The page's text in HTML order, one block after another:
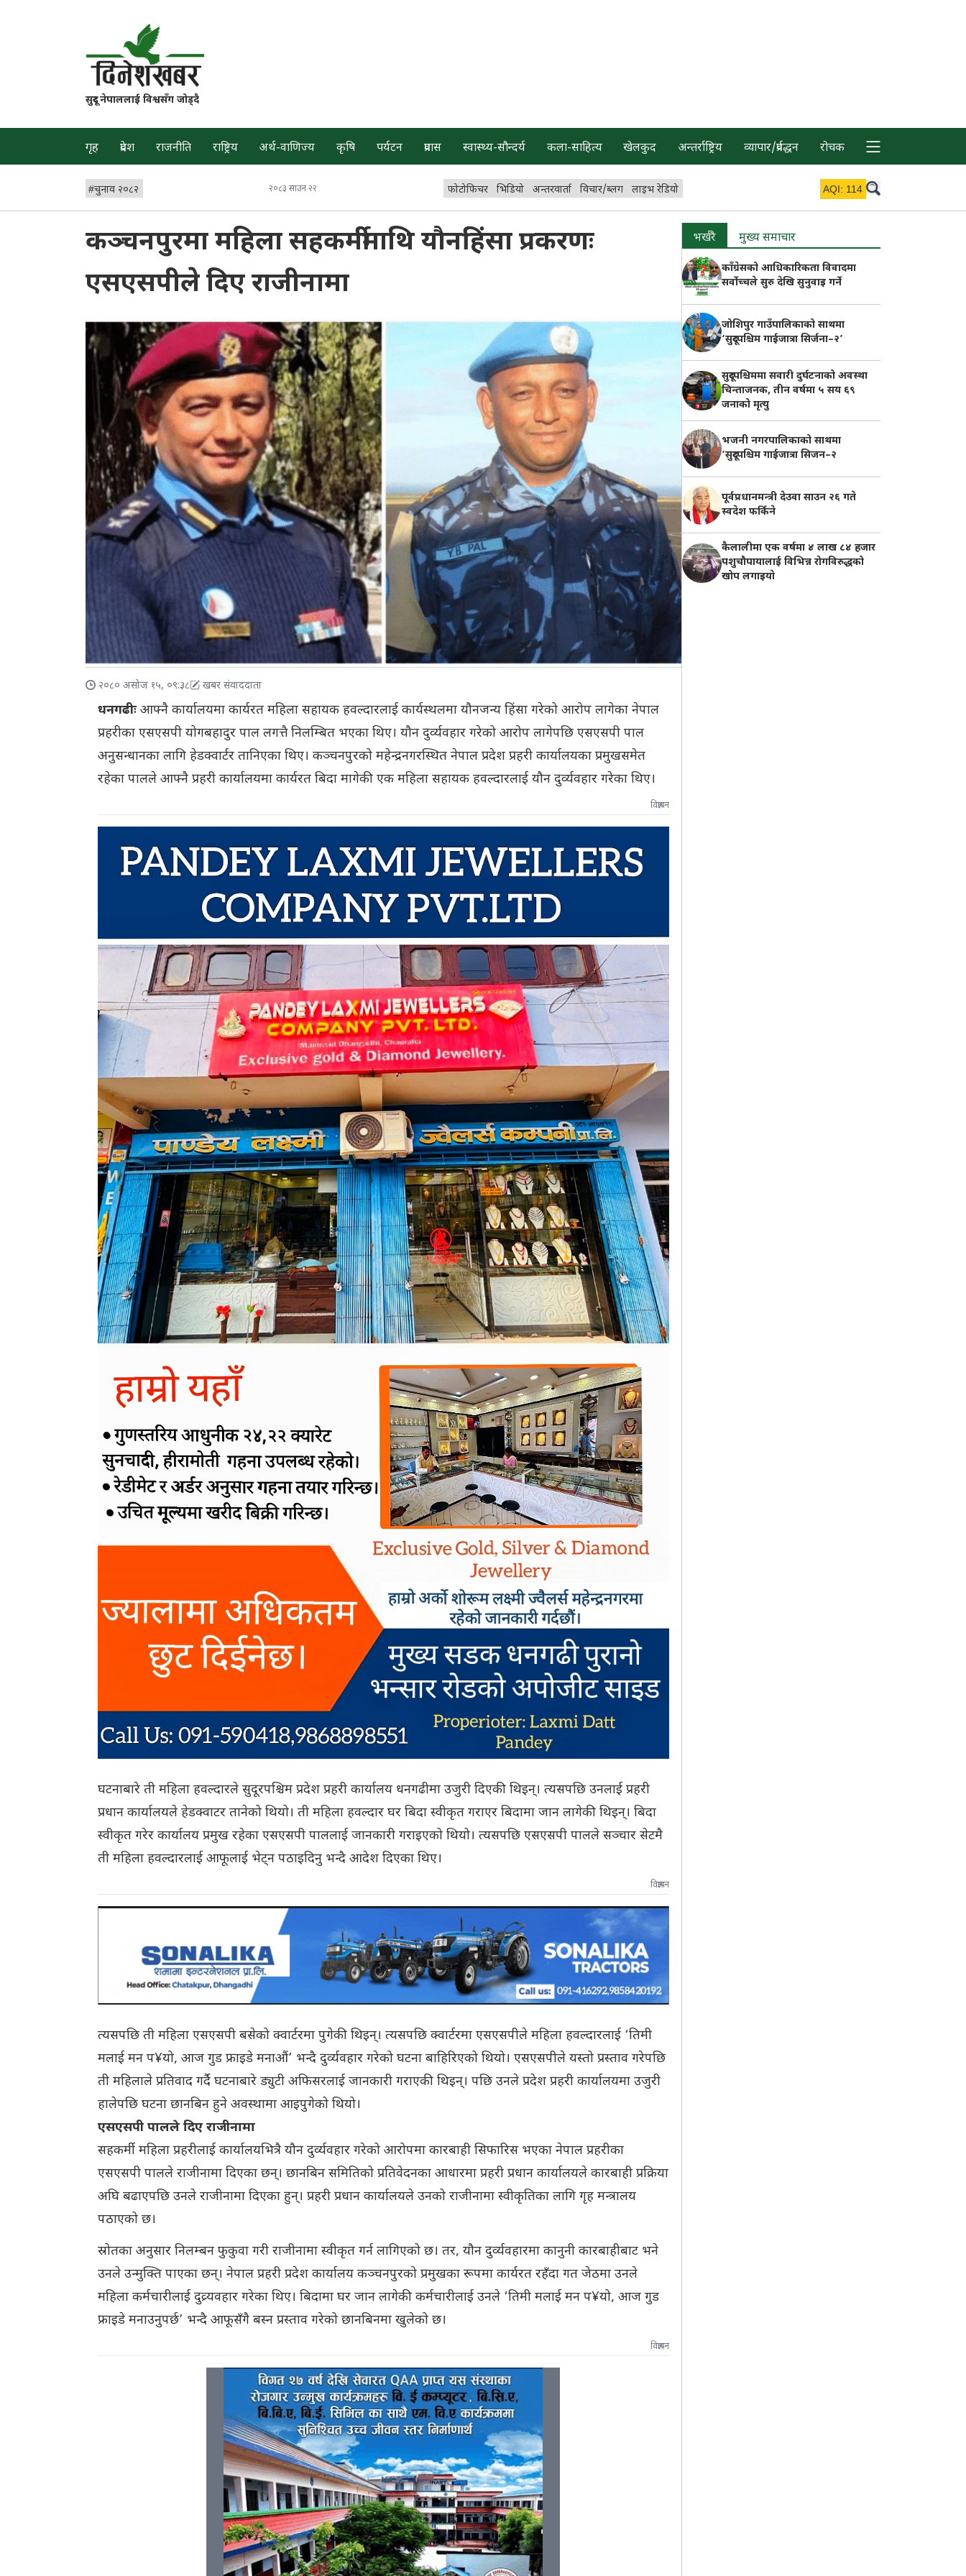
सुदूर नेपाललाई विश्वसँग जोड्दै
गृह प्रदेश राजनीति राष्ट्रिय अर्थ-वाणिज्य कृषि पर्यटन प्रवास स्वास्थ्य-सौन्दर्य कला-साहित्य खेलकुद अन्तर्राष्ट्रिय व्यापार/प्रर्वद्धन रोचक
#चुनाव २०८२ २०८३ साउन २२ फोटोफिचर भिडियो अन्तरवार्ता विचार/ब्लग लाइभ रेडियो AQI: 114
कञ्चनपुरमा महिला सहकर्मीमाथि यौनहिंसा प्रकरणः
एसएसपीले दिए राजीनामा
२०८० असोज १५, ०९:३८ खबर संवाददाता
धनगढीःआफ्नै कार्यालयमा कार्यरत महिला सहायक हवल्दारलाई कार्यस्थलमा यौनजन्य हिंसा गरेको आरोप लागेका नेपाल
प्रहरीका एसएसपी योगबहादुर पाल लगत्तै निलम्बित भएका थिए। यौन दुर्व्यवहार गरेको आरोप लागेपछि एसएसपी पाल
अनुसन्धानका लागि हेडक्वार्टर तानिएका थिए। कञ्चनपुरको महेन्द्रनगरस्थित नेपाल प्रदेश प्रहरी कार्यालयका प्रमुखसमेत
रहेका पालले आफ्नै प्रहरी कार्यालयमा कार्यरत बिदा मागेकी एक महिला सहायक हवल्दारलाई यौन दुर्व्यवहार गरेका थिए।
विज्ञापन
घटनाबारे ती महिला हवल्दारले सुदूरपश्चिम प्रदेश प्रहरी कार्यालय धनगढीमा उजुरी दिएकी थिइन्। त्यसपछि उनलाई प्रहरी
प्रधान कार्यालयले हेडक्वाटर तानेको थियो। ती महिला हवल्दार घर बिदा स्वीकृत गराएर बिदामा जान लागेकी थिइन्। बिदा
स्वीकृत गरेर कार्यालय प्रमुख रहेका एसएसपी पाललाई जानकारी गराइएको थियो। त्यसपछि एसएसपी पालले सञ्चार सेटमै
ती महिला हवल्दारलाई आफूलाई भेट्न पठाइदिनु भन्दै आदेश दिएका थिए।
विज्ञापन
त्यसपछि ती महिला एसएसपी बसेको क्वार्टरमा पुगेकी थिइन्। त्यसपछि क्वार्टरमा एसएसपीले महिला हवल्दारलाई ‘तिमी
मलाई मन प¥यो, आज गुड फ्राइडे मनाऔं’ भन्दै दुर्व्यवहार गरेको घटना बाहिरिएको थियो। एसएसपीले यस्तो प्रस्ताव गरेपछि
ती महिलाले प्रतिवाद गर्दै घटनाबारे ड्युटी अफिसरलाई जानकारी गराएकी थिइन्। पछि उनले प्रदेश प्रहरी कार्यालयमा उजुरी
हालेपछि घटना छानबिन हुने अवस्थामा आइपुगेको थियो।
एसएसपी पालले दिए राजीनामा
सहकर्मी महिला प्रहरीलाई कार्यालयभित्रै यौन दुर्व्यवहार गरेको आरोपमा कारबाही सिफारिस भएका नेपाल प्रहरीका
एसएसपी पालले राजीनामा दिएका छन्। छानबिन समितिको प्रतिवेदनका आधारमा प्रहरी प्रधान कार्यालयले कारबाही प्रक्रिया
अघि बढाएपछि उनले राजीनामा दिएका हुन्। प्रहरी प्रधान कार्यालयले उनको राजीनामा स्वीकृतिका लागि गृह मन्त्रालय
पठाएको छ।
स्रोतका अनुसार निलम्बन फुकुवा गरी राजीनामा स्वीकृत गर्न लागिएको छ। तर, यौन दुर्व्यवहारमा कानुनी कारबाहीबाट भने
उनले उन्मुक्ति पाएका छन्। नेपाल प्रहरी प्रदेश कार्यालय कञ्चनपुरको प्रमुखका रूपमा कार्यरत रहँदा गत जेठमा उनले
महिला कर्मचारीलाई दुव्र्यवहार गरेका थिए। बिदामा घर जान लागेकी कर्मचारीलाई उनले ‘तिमी मलाई मन प¥यो, आज गुड
फ्राइडे मनाउनुपर्छ’ भन्दै आफूसँगै बस्न प्रस्ताव गरेको छानबिनमा खुलेको छ।
विज्ञापन
भर्खरै मुख्य समाचार
काँग्रेसको आधिकारिकता विवादमा
सर्वोच्चले सुरु देखि सुनुवाइ गर्ने
जोशिपुर गाउँपालिकाको साथमा
‘सुदूरपश्चिम गाईजात्रा सिर्जना–२’
सुदूरपश्चिममा सवारी दुर्घटनाको अवस्था
चिन्ताजनक, तीन वर्षमा ५ सय ६९
जनाको मृत्यु
भजनी नगरपालिकाको साथमा
‘सुदूरपश्चिम गाईजात्रा सिजन–२
पूर्वप्रधानमन्त्री देउवा साउन २६ गते
स्वदेश फर्किने
कैलालीमा एक वर्षमा ४ लाख ८४ हजार
पशुचौपायालाई विभिन्न रोगविरुद्धको
खोप लगाइयाे